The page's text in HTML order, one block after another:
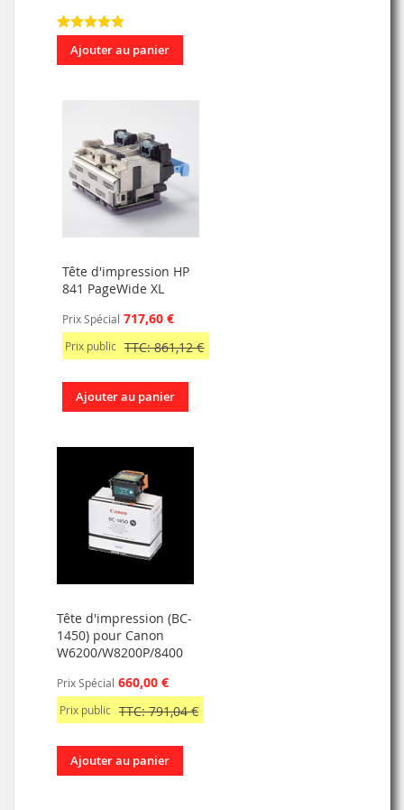
Ajouter au panier
Tête d'impression HP
841 PageWide XL
Prix Spécial 717,60 €
Prix public TTC: 861,12 €
Ajouter au panier
Tête d'impression (BC-
1450) pour Canon
W6200/W8200P/8400
Prix Spécial 660,00 €
Prix public TTC: 791,04 €
Ajouter au panier